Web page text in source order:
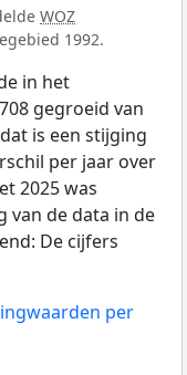
WOZ
1992.
in het
gegroeid van
is een stijging
per jaar over
2025 was
van de data in de
De cijfers
per